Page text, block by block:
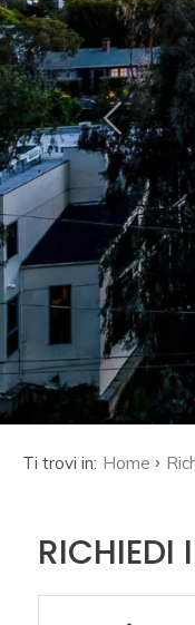
«
Ti trovi in: Home ›
RICHIEDI
Scegli
dove
cercare
Provincia
Comune
-
Qualsiasi
Residenziali